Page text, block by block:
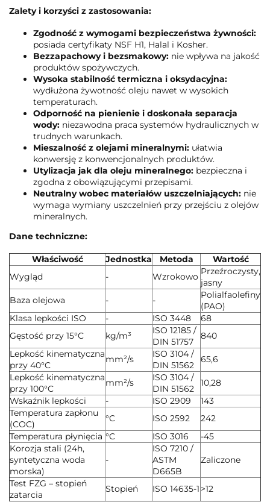
Zalety i korzyści z zastosowania:
Zgodność z wymogami bezpieczeństwa żywności:
posiada certyfikaty NSF H1, Halal i Kosher.
Bezzapachowy i bezsmakowy: nie wpływa na jakość
produktów spożywczych.
Wysoka stabilność termiczna i oksydacyjna:
wydłużona żywotność oleju nawet w wysokich
temperaturach.
Odporność na pienienie i doskonała separacja
wody: niezawodna praca systemów hydraulicznych w
trudnych warunkach.
Mieszalność z olejami mineralnymi: ułatwia
konwersję z konwencjonalnych produktów.
Utylizacja jak dla oleju mineralnego: bezpieczna i
zgodna z obowiązującymi przepisami.
Neutralny wobec materiałów uszczelniających: nie
wymaga wymiany uszczelnień przy przejściu z olejów
mineralnych.
Dane techniczne:
Właściwość Jednostka Metoda
Wartość
Wygląd
- Wzrokowo Przeźroczysty,
jasny
Baza olejowa
- -
Polialfaolefiny
(PAO)
Klasa lepkości ISO
- ISO 3448
68
Gęstość przy 15°C
kg/m³
ISO 12185 /
DIN 51757
840
Lepkość kinematyczna
przy 40°C
mm²/s
ISO 3104 /
DIN 51562
65,6
Lepkość kinematyczna
przy 100°C
mm²/s
ISO 3104 /
DIN 51562
10,28
Wskaźnik lepkości
- ISO 2909
143
Temperatura zapłonu
(COC)
°C ISO 2592
242
Temperatura płynięcia °C ISO 3016
-45
Korozja stali (24h,
syntetyczna woda
morska)
-
ISO 7210 /
ASTM
D665B
Zaliczone
Test FZG – stopień
zatarcia
Stopień ISO 14635-1 >12